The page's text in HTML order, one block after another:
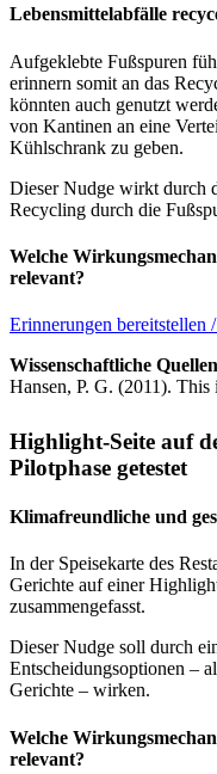
Lebensmittelabfälle
Aufgeklebte Fußspuren
erinnern somit an das
könnten auch genutzt
von Kantinen an eine
Kühlschrank zu geben.
Dieser Nudge wirkt durch
Recycling durch die
Welche
relevant?
Erinnerungen bereitstellen
Wissenschaftliche
Hansen, P. G. (2011).
Highlight-Seite auf
Pilotphase getestet
Klimafreundliche und
In der Speisekarte des
Gerichte auf einer
zusammengefasst.
Dieser Nudge soll durch
Entscheidungsoptionen –
Gerichte – wirken.
Welche
relevant?